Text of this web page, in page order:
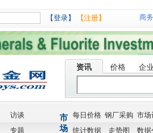
【登录】 【注册】 商
资讯 价格 企
访谈
专题
市
场
每日价格 钢厂采购 市场
统计数据
走势图 数据